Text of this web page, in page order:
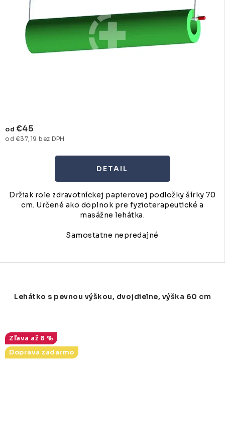
od €37,19 bez DPH
od €45
DETAIL
Držiak role zdravotníckej papierovej podložky šírky 70
cm. Určené ako doplnok pre fyzioterapeutické a
masážne lehátka.
Samostatne nepredajné
Lehátko s pevnou výškou, dvojdielne, výška 60 cm
až 8 %
Doprava zadarmo